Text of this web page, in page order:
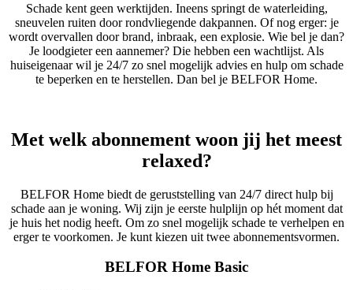
Schade kent geen werktijden. Ineens springt de waterleiding,
sneuvelen ruiten door rondvliegende dakpannen. Of nog erger: je
wordt overvallen door brand, inbraak, een explosie. Wie bel je dan?
Je loodgieter een aannemer? Die hebben een wachtlijst. Als
huiseigenaar wil je 24/7 zo snel mogelijk advies en hulp om schade
te beperken en te herstellen. Dan bel je BELFOR Home.
Met welk abonnement woon jij het meest
relaxed?
BELFOR Home biedt de geruststelling van 24/7 direct hulp bij
schade aan je woning. Wij zijn je eerste hulplijn op hét moment dat
je huis het nodig heeft. Om zo snel mogelijk schade te verhelpen en
erger te voorkomen. Je kunt kiezen uit twee abonnementsvormen.
BELFOR Home Basic